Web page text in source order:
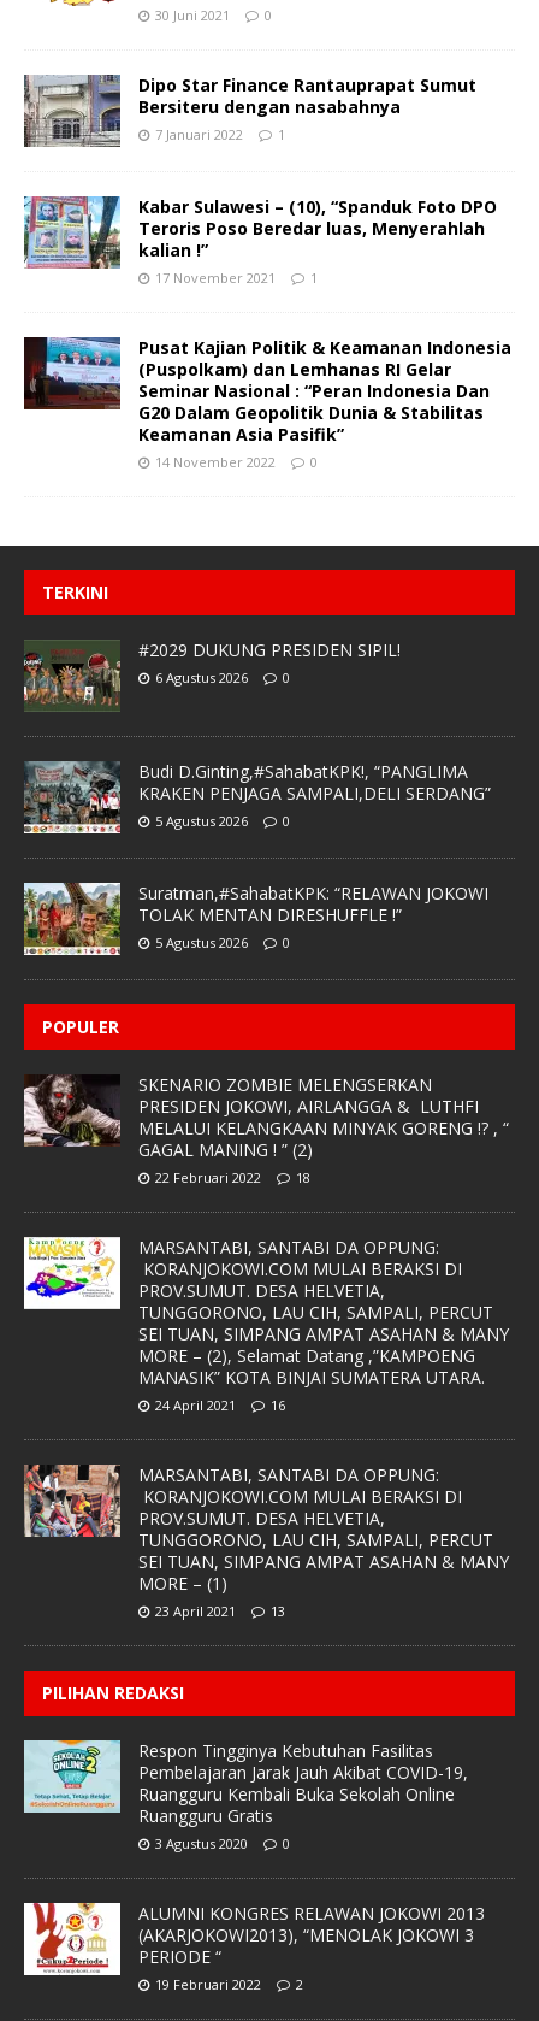
30 Juni 2021 0
Dipo Star Finance Rantauprapat Sumut
Bersiteru dengan nasabahnya
7 Januari 2022 1
Kabar Sulawesi – (10), “Spanduk Foto DPO
Teroris Poso Beredar luas, Menyerahlah
kalian !”
17 November 2021 1
Pusat Kajian Politik & Keamanan Indonesia
(Puspolkam) dan Lemhanas RI Gelar
Seminar Nasional : “Peran Indonesia Dan
G20 Dalam Geopolitik Dunia & Stabilitas
Keamanan Asia Pasifik”
14 November 2022 0
TERKINI
#2029 DUKUNG PRESIDEN SIPIL!
6 Agustus 2026 0
Budi D.Ginting,#SahabatKPK!, “PANGLIMA
KRAKEN PENJAGA SAMPALI,DELI SERDANG”
5 Agustus 2026 0
Suratman,#SahabatKPK: “RELAWAN JOKOWI
TOLAK MENTAN DIRESHUFFLE !”
5 Agustus 2026 0
POPULER
SKENARIO ZOMBIE MELENGSERKAN
PRESIDEN JOKOWI, AIRLANGGA & LUTHFI
MELALUI KELANGKAAN MINYAK GORENG !? , “
GAGAL MANING ! ” (2)
22 Februari 2022 18
MARSANTABI, SANTABI DA OPPUNG:
KORANJOKOWI.COM MULAI BERAKSI DI
PROV.SUMUT. DESA HELVETIA,
TUNGGORONO, LAU CIH, SAMPALI, PERCUT
SEI TUAN, SIMPANG AMPAT ASAHAN & MANY
MORE – (2), Selamat Datang ,”KAMPOENG
MANASIK” KOTA BINJAI SUMATERA UTARA.
24 April 2021 16
MARSANTABI, SANTABI DA OPPUNG:
KORANJOKOWI.COM MULAI BERAKSI DI
PROV.SUMUT. DESA HELVETIA,
TUNGGORONO, LAU CIH, SAMPALI, PERCUT
SEI TUAN, SIMPANG AMPAT ASAHAN & MANY
MORE – (1)
23 April 2021 13
PILIHAN REDAKSI
Respon Tingginya Kebutuhan Fasilitas
Pembelajaran Jarak Jauh Akibat COVID-19,
Ruangguru Kembali Buka Sekolah Online
Ruangguru Gratis
3 Agustus 2020 0
ALUMNI KONGRES RELAWAN JOKOWI 2013
(AKARJOKOWI2013), “MENOLAK JOKOWI 3
PERIODE “
19 Februari 2022 2